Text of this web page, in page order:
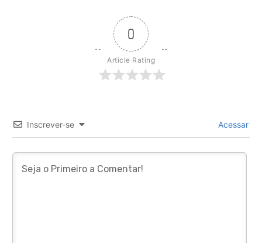
0
Article Rating
Inscrever-se Acessar